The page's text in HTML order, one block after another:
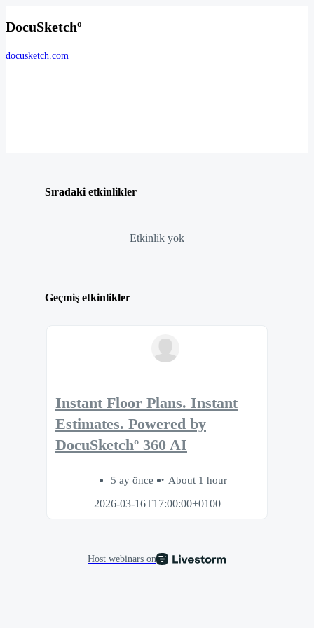
DocuSketchº
docusketch.com
Sıradaki etkinlikler
Etkinlik yok
Geçmiş etkinlikler
Instant Floor Plans. Instant
Estimates. Powered by
DocuSketchº 360 AI
5 ay önce
About 1 hour
2026-03-16T17:00:00+0100
Host webinars on